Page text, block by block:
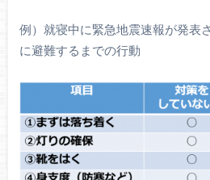
例）就寝中に緊急地震速報が発表
に避難するまでの行動